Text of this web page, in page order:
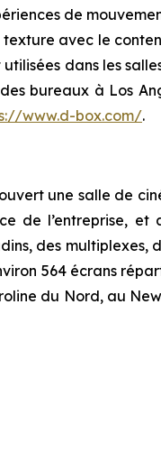
de
avec le
dans les
bureaux à Los
www.d-box.com/.
une salle de
de l’entreprise, et
des multiplexes,
564 écrans
du Nord, au